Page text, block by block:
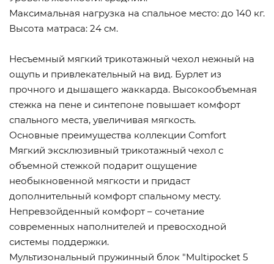
Максимальная нагрузка на спальное место: до 140 кг.
Высота матраса: 24 см.
Несъемный мягкий трикотажный чехол нежный на
ощупь и привлекательный на вид. Бурлет из
прочного и дышащего жаккарда. Высокообъемная
стежка на пене и синтепоне повышает комфорт
спального места, увеличивая мягкость.
Основные преимущества коллекции Comfort
Мягкий эксклюзивный трикотажный чехол с
объемной стежкой подарит ощущение
необыкновенной мягкости и придаст
дополнительный комфорт спальному месту.
Непревзойденный комфорт – сочетание
современных наполнителей и превосходной
системы поддержки.
Мультизональный пружинный блок "Multipocket 5